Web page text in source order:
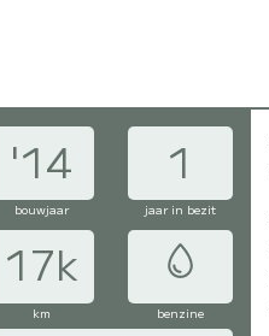
'14 1
bouwjaar jaar in bezit
17k
km benzine